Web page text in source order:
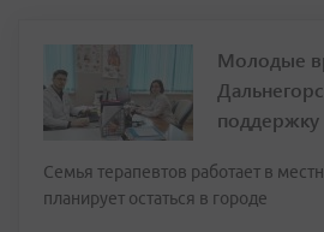
Молодые
поддержку
Семья терапевтов работает в
планирует остаться в городе